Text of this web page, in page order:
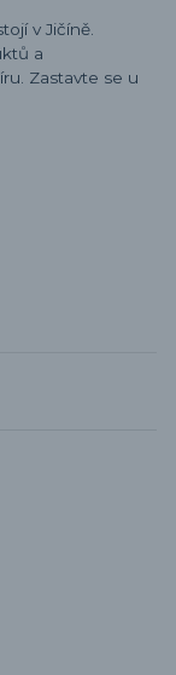
v Jičíně.
a
Zastavte se u